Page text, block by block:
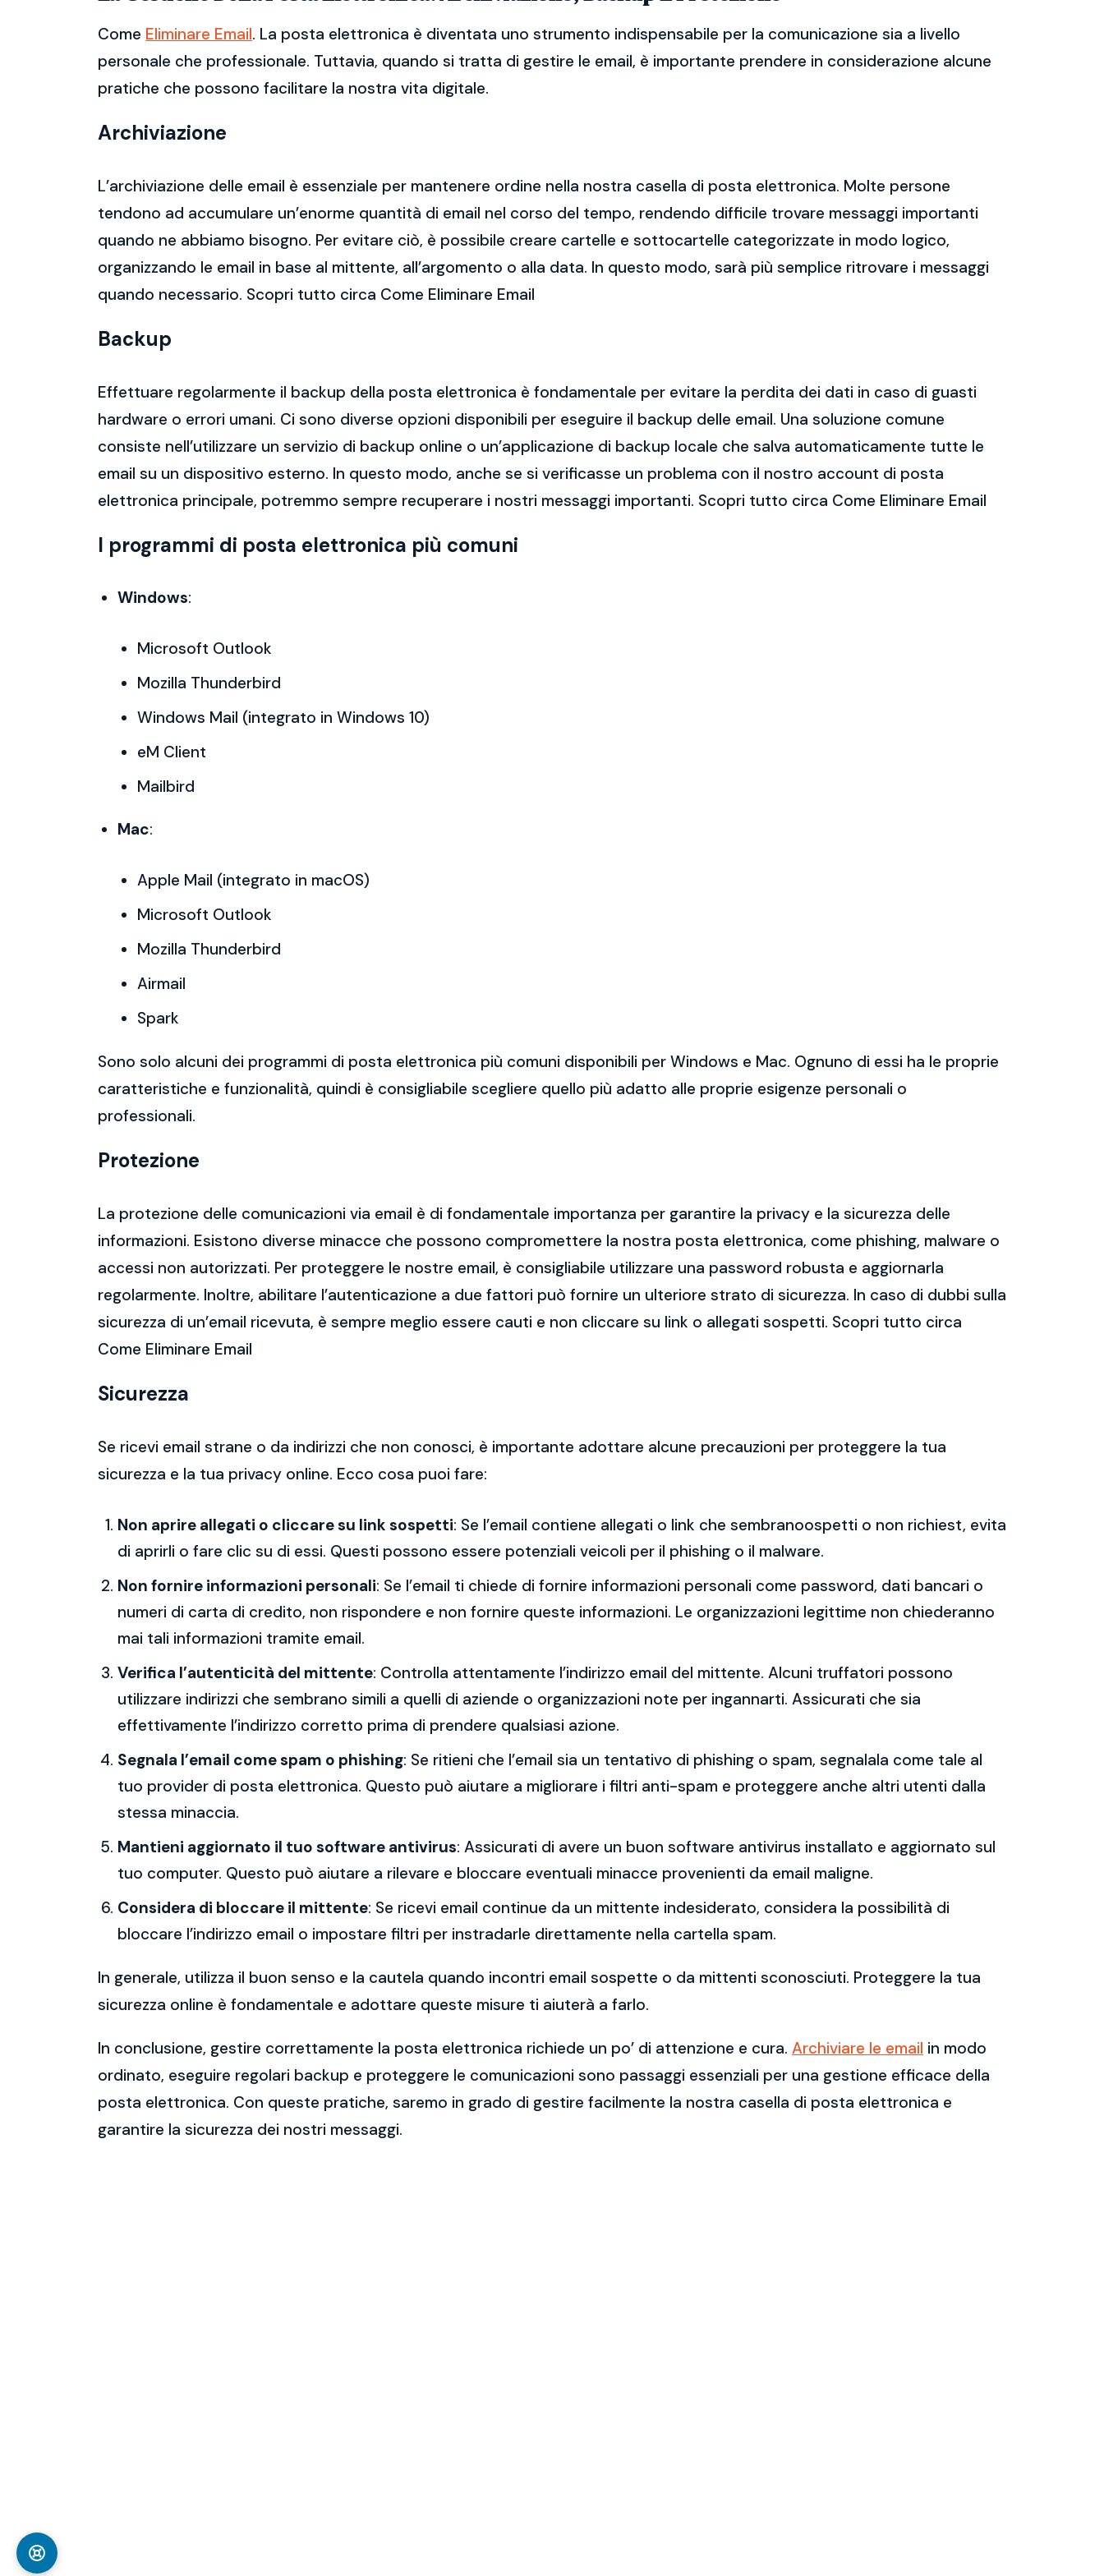
Come Eliminare Email. La posta elettronica è diventata uno strumento indispensabile per la comunicazione sia a livello
personale che professionale. Tuttavia, quando si tratta di gestire le email, è importante prendere in considerazione alcune
pratiche che possono facilitare la nostra vita digitale.
Archiviazione
L’archiviazione delle email è essenziale per mantenere ordine nella nostra casella di posta elettronica. Molte persone
tendono ad accumulare un’enorme quantità di email nel corso del tempo, rendendo difficile trovare messaggi importanti
quando ne abbiamo bisogno. Per evitare ciò, è possibile creare cartelle e sottocartelle categorizzate in modo logico,
organizzando le email in base al mittente, all’argomento o alla data. In questo modo, sarà più semplice ritrovare i messaggi
quando necessario. Scopri tutto circa Come Eliminare Email
Backup
Effettuare regolarmente il backup della posta elettronica è fondamentale per evitare la perdita dei dati in caso di guasti
hardware o errori umani. Ci sono diverse opzioni disponibili per eseguire il backup delle email. Una soluzione comune
consiste nell’utilizzare un servizio di backup online o un’applicazione di backup locale che salva automaticamente tutte le
email su un dispositivo esterno. In questo modo, anche se si verificasse un problema con il nostro account di posta
elettronica principale, potremmo sempre recuperare i nostri messaggi importanti. Scopri tutto circa Come Eliminare Email
I programmi di posta elettronica più comuni
Windows:
Microsoft Outlook
Mozilla Thunderbird
Windows Mail (integrato in Windows 10)
eM Client
Mailbird
Mac:
Apple Mail (integrato in macOS)
Microsoft Outlook
Mozilla Thunderbird
Airmail
Spark
Sono solo alcuni dei programmi di posta elettronica più comuni disponibili per Windows e Mac. Ognuno di essi ha le proprie
caratteristiche e funzionalità, quindi è consigliabile scegliere quello più adatto alle proprie esigenze personali o
professionali.
Protezione
La protezione delle comunicazioni via email è di fondamentale importanza per garantire la privacy e la sicurezza delle
informazioni. Esistono diverse minacce che possono compromettere la nostra posta elettronica, come phishing, malware o
accessi non autorizzati. Per proteggere le nostre email, è consigliabile utilizzare una password robusta e aggiornarla
regolarmente. Inoltre, abilitare l’autenticazione a due fattori può fornire un ulteriore strato di sicurezza. In caso di dubbi sulla
sicurezza di un’email ricevuta, è sempre meglio essere cauti e non cliccare su link o allegati sospetti. Scopri tutto circa
Come Eliminare Email
Sicurezza
Se ricevi email strane o da indirizzi che non conosci, è importante adottare alcune precauzioni per proteggere la tua
sicurezza e la tua privacy online. Ecco cosa puoi fare:
Non aprire allegati o cliccare su link sospetti: Se l’email contiene allegati o link che sembranoospetti o non richiest, evita
di aprirli o fare clic su di essi. Questi possono essere potenziali veicoli per il phishing o il malware.
Non fornire informazioni personali: Se l’email ti chiede di fornire informazioni personali come password, dati bancari o
numeri di carta di credito, non rispondere e non fornire queste informazioni. Le organizzazioni legittime non chiederanno
mai tali informazioni tramite email.
Verifica l’autenticità del mittente: Controlla attentamente l’indirizzo email del mittente. Alcuni truffatori possono
utilizzare indirizzi che sembrano simili a quelli di aziende o organizzazioni note per ingannarti. Assicurati che sia
effettivamente l’indirizzo corretto prima di prendere qualsiasi azione.
Segnala l’email come spam o phishing: Se ritieni che l’email sia un tentativo di phishing o spam, segnalala come tale al
tuo provider di posta elettronica. Questo può aiutare a migliorare i filtri anti-spam e proteggere anche altri utenti dalla
stessa minaccia.
Mantieni aggiornato il tuo software antivirus: Assicurati di avere un buon software antivirus installato e aggiornato sul
tuo computer. Questo può aiutare a rilevare e bloccare eventuali minacce provenienti da email maligne.
Considera di bloccare il mittente: Se ricevi email continue da un mittente indesiderato, considera la possibilità di
bloccare l’indirizzo email o impostare filtri per instradarle direttamente nella cartella spam.
In generale, utilizza il buon senso e la cautela quando incontri email sospette o da mittenti sconosciuti. Proteggere la tua
sicurezza online è fondamentale e adottare queste misure ti aiuterà a farlo.
In conclusione, gestire correttamente la posta elettronica richiede un po’ di attenzione e cura. Archiviare le email in modo
ordinato, eseguire regolari backup e proteggere le comunicazioni sono passaggi essenziali per una gestione efficace della
posta elettronica. Con queste pratiche, saremo in grado di gestire facilmente la nostra casella di posta elettronica e
garantire la sicurezza dei nostri messaggi.